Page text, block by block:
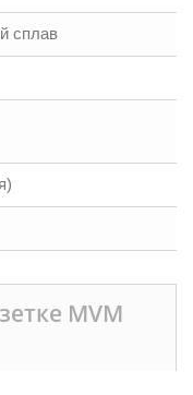
сплав
MVM